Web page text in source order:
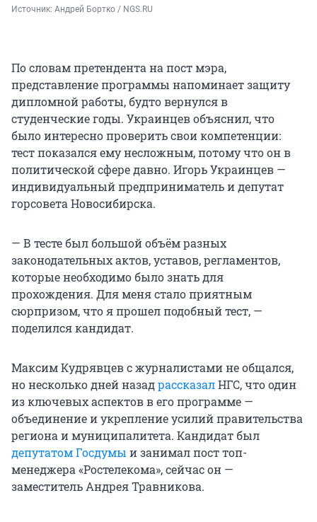
Источник: Андрей Бортко / NGS.RU
По словам претендента на пост мэра,
представление программы напоминает защиту
дипломной работы, будто вернулся в
студенческие годы. Украинцев объяснил, что
было интересно проверить свои компетенции:
тест показался ему несложным, потому что он в
политической сфере давно. Игорь Украинцев —
индивидуальный предприниматель и депутат
горсовета Новосибирска.
— В тесте был большой объём разных
законодательных актов, уставов, регламентов,
которые необходимо было знать для
прохождения. Для меня стало приятным
сюрпризом, что я прошел подобный тест, —
поделился кандидат.
Максим Кудрявцев с журналистами не общался,
но несколько дней назадрассказалНГС, что один
из ключевых аспектов в его программе —
объединение и укрепление усилий правительства
региона и муниципалитета. Кандидат был
депутатом Госдумы и занимал пост топ-
менеджера «Ростелекома», сейчас он —
заместитель Андрея Травникова.